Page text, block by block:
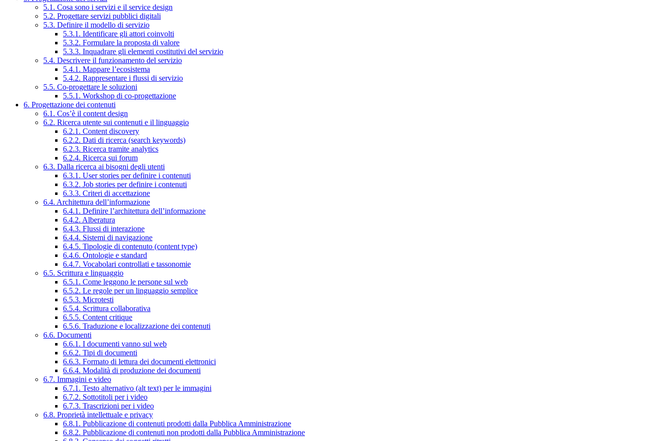
5.1. Cosa sono i servizi e il service design
5.2. Progettare servizi pubblici digitali
5.3. Definire il modello di servizio
5.3.1. Identificare gli attori coinvolti
5.3.2. Formulare la proposta di valore
5.3.3. Inquadrare gli elementi costitutivi del servizio
5.4. Descrivere il funzionamento del servizio
5.4.1. Mappare l’ecosistema
5.4.2. Rappresentare i flussi di servizio
5.5. Co-progettare le soluzioni
5.5.1. Workshop di co-progettazione
6. Progettazione dei contenuti
6.1. Cos’è il content design
6.2. Ricerca utente sui contenuti e il linguaggio
6.2.1. Content discovery
6.2.2. Dati di ricerca (search keywords)
6.2.3. Ricerca tramite analytics
6.2.4. Ricerca sui forum
6.3. Dalla ricerca ai bisogni degli utenti
6.3.1. User stories per definire i contenuti
6.3.2. Job stories per definire i contenuti
6.3.3. Criteri di accettazione
6.4. Architettura dell’informazione
6.4.1. Definire l’architettura dell’informazione
6.4.2. Alberatura
6.4.3. Flussi di interazione
6.4.4. Sistemi di navigazione
6.4.5. Tipologie di contenuto (content type)
6.4.6. Ontologie e standard
6.4.7. Vocabolari controllati e tassonomie
6.5. Scrittura e linguaggio
6.5.1. Come leggono le persone sul web
6.5.2. Le regole per un linguaggio semplice
6.5.3. Microtesti
6.5.4. Scrittura collaborativa
6.5.5. Content critique
6.5.6. Traduzione e localizzazione dei contenuti
6.6. Documenti
6.6.1. I documenti vanno sul web
6.6.2. Tipi di documenti
6.6.3. Formato di lettura dei documenti elettronici
6.6.4. Modalità di produzione dei documenti
6.7. Immagini e video
6.7.1. Testo alternativo (alt text) per le immagini
6.7.2. Sottotitoli per i video
6.7.3. Trascrizioni per i video
6.8. Proprietà intellettuale e privacy
6.8.1. Pubblicazione di contenuti prodotti dalla Pubblica Amministrazione
6.8.2. Pubblicazione di contenuti non prodotti dalla Pubblica Amministrazione